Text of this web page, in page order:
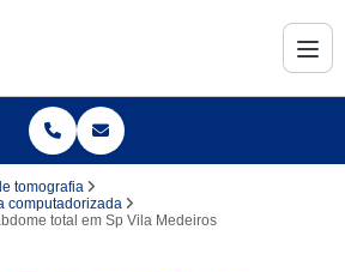
tomografia
computadorizada
total em Sp Vila Medeiros